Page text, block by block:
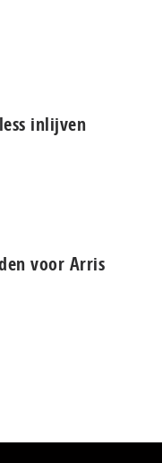
inlijven
voor Arris